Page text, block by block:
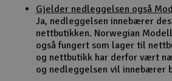
Solenergi
Sparkesykler &
Gjelder nedleggelsen også
Ja, nedleggelsen innebærer
nettbutikken. Norwegian
også fungert som lager til
og nettbutikk har derfor vært
og nedleggelsen vil innebærer